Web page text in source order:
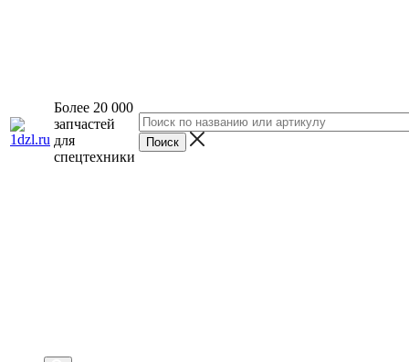
Более 20 000
запчастей
для
спецтехники